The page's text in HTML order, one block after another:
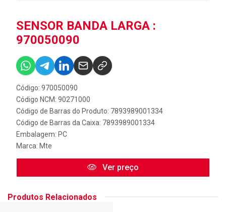
SENSOR BANDA LARGA :
970050090
Código: 970050090
Código NCM: 90271000
Código de Barras do Produto: 7893989001334
Código de Barras da Caixa: 7893989001334
Embalagem: PC
Marca: Mte
Ver preço
Produtos Relacionados